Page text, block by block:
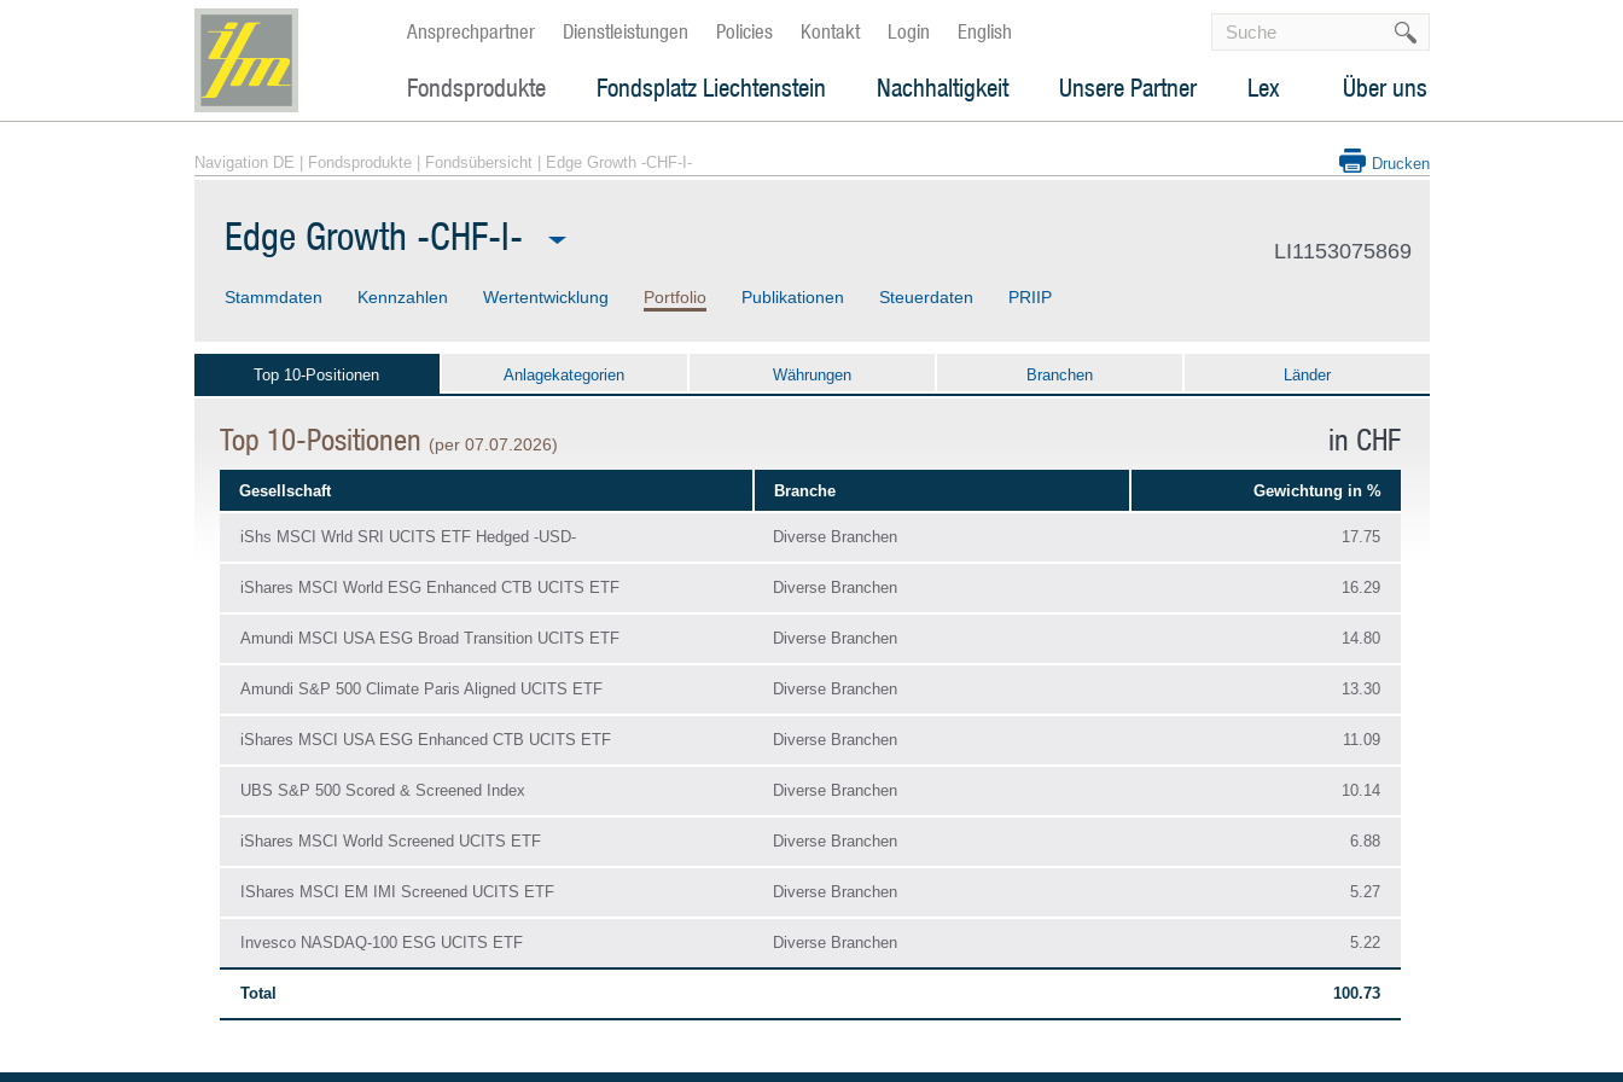
Ansprechpartner Dienstleistungen Policies Kontakt Login English
Fondsprodukte Fondsplatz Liechtenstein Nachhaltigkeit Unsere Partner Lex Über uns
Navigation DE Fondsprodukte| Fondsübersicht| Edge Growth -CHF-I- Drucken
Edge Growth -CHF-I- LI1153075869
Stammdaten Kennzahlen Wertentwicklung Portfolio Publikationen Steuerdaten PRIIP
Top 10-Positionen Anlagekategorien Währungen Branchen Länder
in CHF
Top 10-Positionen (per 07.07.2026)
Gesellschaft Branche Gewichtung in %
iShs MSCI Wrld SRI UCITS ETF Hedged -USD- Diverse Branchen 17.75
iShares MSCI World ESG Enhanced CTB UCITS ETF Diverse Branchen 16.29
Amundi MSCI USA ESG Broad Transition UCITS ETF Diverse Branchen 14.80
Amundi S&P 500 Climate Paris Aligned UCITS ETF Diverse Branchen 13.30
iShares MSCI USA ESG Enhanced CTB UCITS ETF Diverse Branchen 11.09
UBS S&P 500 Scored & Screened Index Diverse Branchen 10.14
iShares MSCI World Screened UCITS ETF Diverse Branchen 6.88
IShares MSCI EM IMI Screened UCITS ETF Diverse Branchen 5.27
Invesco NASDAQ-100 ESG UCITS ETF Diverse Branchen 5.22
Total 100.73